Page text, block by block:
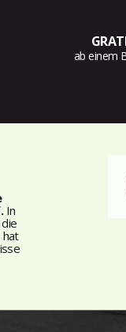
ab einem
In
hat